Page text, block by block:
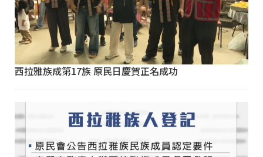
西拉雅族成第17族 原民日慶賀正名成功